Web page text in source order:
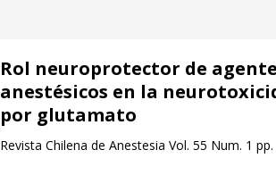
Rol neuroprotector de
anestésicos en la
por glutamato
Revista Chilena de Anestesia Vol. 55 Num. 1